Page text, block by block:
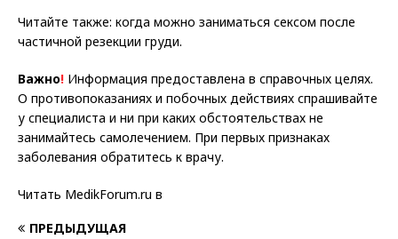
Читайте также: когда можно заниматься сексом после
частичной резекции груди.
Важно! Информация предоставлена в справочных целях.
О противопоказаниях и побочных действиях спрашивайте
у специалиста и ни при каких обстоятельствах не
занимайтесь самолечением. При первых признаках
заболевания обратитесь к врачу.
Читать MedikForum.ru в
ПРЕДЫДУЩАЯ